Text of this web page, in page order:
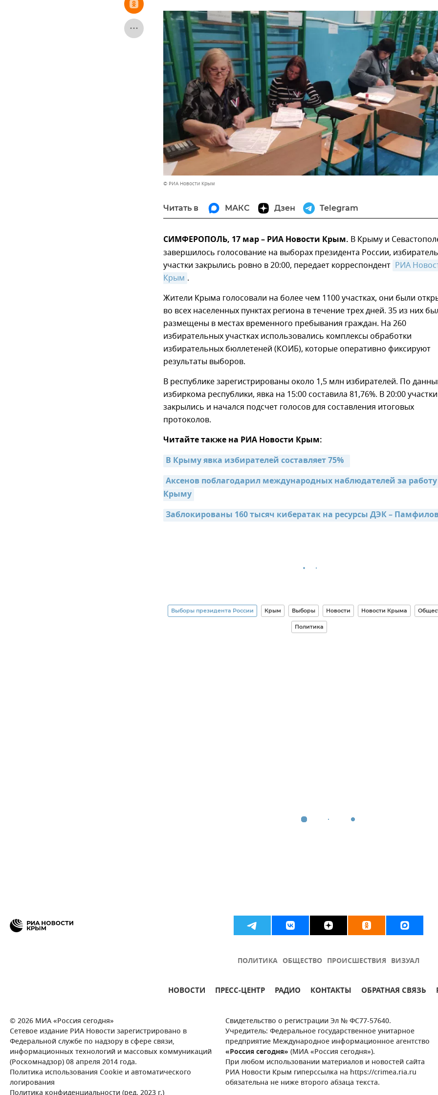
© РИА Новости Крым
Читать в МАКС Дзен Telegram
СИМФЕРОПОЛЬ, 17 мар – РИА Новости Крым. В Крыму и
завершилось голосование на выборах президента России,
участки закрылись ровно в 20:00, передает корреспондент РИА
Крым .
Жители Крыма голосовали на более чем 1100 участках, они были
во всех населенных пунктах региона в течение трех дней. 35 из них
размещены в местах временного пребывания граждан. На 260
избирательных участках использовались комплексы обработки
избирательных бюллетеней (КОИБ), которые оперативно фиксируют
результаты выборов.
В республике зарегистрированы около 1,5 млн избирателей. По
избиркома республики, явка на 15:00 составила 81,76%. В 20:00 участки
закрылись и начался подсчет голосов для составления итоговых
протоколов.
Читайте также на РИА Новости Крым:
В Крыму явка избирателей составляет 75%
Аксенов поблагодарил международных наблюдателей за
Крыму
Заблокированы 160 тысяч кибератак на ресурсы ДЭК –
Выборы президента России Крым Выборы Новости Новости Крыма
Политика
ПОЛИТИКА ОБЩЕСТВО ПРОИСШЕСТВИЯ ВИЗУАЛ
НОВОСТИ ПРЕСС-ЦЕНТР РАДИО КОНТАКТЫ ОБРАТНАЯ СВЯЗЬ
© 2026 МИА «Россия сегодня»
Сетевое издание РИА Новости зарегистрировано в
Федеральной службе по надзору в сфере связи,
информационных технологий и массовых коммуникаций
(Роскомнадзор) 08 апреля 2014 года.
Политика использования Cookie и автоматического
логирования
Свидетельство о регистрации Эл № ФС77-57640.
Учредитель: Федеральное государственное унитарное
предприятие Международное информационное агентство
«Россия сегодня» (МИА «Россия сегодня»).
При любом использовании материалов и новостей сайта
РИА Новости Крым гиперссылка на https://crimea.ria.ru
обязательна не ниже второго абзаца текста.